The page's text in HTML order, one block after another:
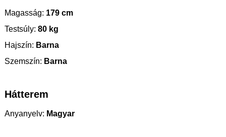
Magasság: 179 cm
Testsúly: 80 kg
Hajszín: Barna
Szemszín: Barna
Hátterem
Anyanyelv: Magyar